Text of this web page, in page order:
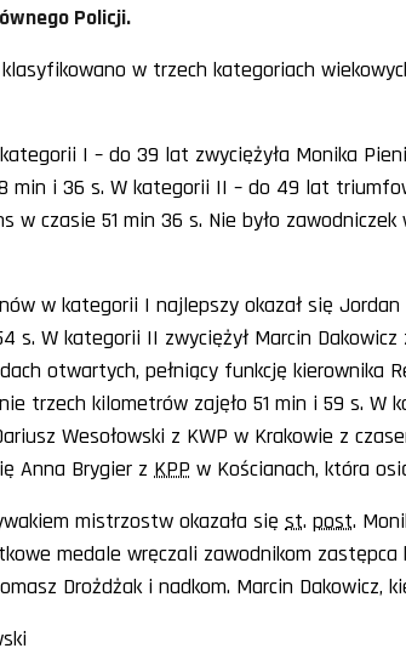
Policji.
w trzech kategoriach
I – do 39 lat zwyciężyła Monika
min i 36 s. W kategorii II – do 49 lat
w czasie 51 min 36 s. Nie było
w kategorii I najlepszy okazał się
s. W kategorii II zwyciężył Marcin Dakowicz
otwartych, pełniący funkcję kierownika
trzech kilometrów zajęło 51 min i 59 s.
Wesołowski z KWP w Krakowie z
Anna Brygier z KPP w Kościanach, która
mistrzostw okazała się st. post.
medale wręczali zawodnikom
Drożdżak i nadkom. Marcin Dakowicz,